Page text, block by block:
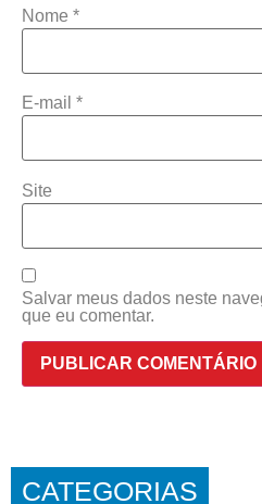
Nome *
E-mail *
Site
Salvar meus dados neste
que eu comentar.
CATEGORIAS